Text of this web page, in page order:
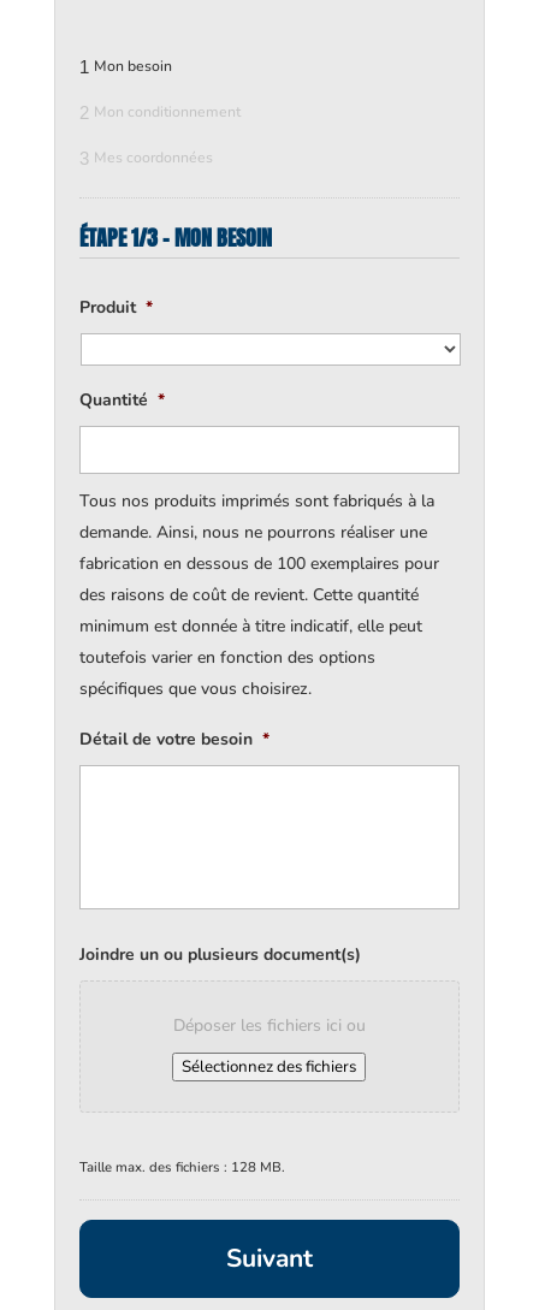
1 Mon besoin
2 Mon conditionnement
3 Mes coordonnées
ÉTAPE 1/3 - MON BESOIN
Produit *
Quantité *
Tous nos produits imprimés sont fabriqués à la
demande. Ainsi, nous ne pourrons réaliser une
fabrication en dessous de 100 exemplaires pour
des raisons de coût de revient. Cette quantité
minimum est donnée à titre indicatif, elle peut
toutefois varier en fonction des options
spécifiques que vous choisirez.
Détail de votre besoin *
Joindre un ou plusieurs document(s)
Déposer les fichiers ici ou
Sélectionnez des fichiers
Taille max. des fichiers : 128 MB.